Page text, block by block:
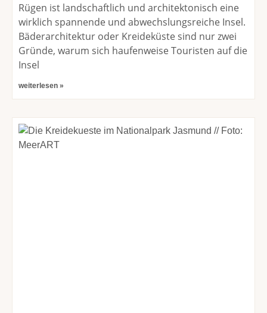
Rügen ist landschaftlich und architektonisch eine
wirklich spannende und abwechslungsreiche Insel.
Bäderarchitektur oder Kreideküste sind nur zwei
Gründe, warum sich haufenweise Touristen auf die
Insel
weiterlesen »